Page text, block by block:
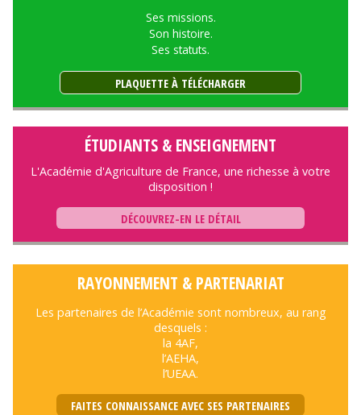
Ses missions.
Son histoire.
Ses statuts.
PLAQUETTE À TÉLÉCHARGER
ÉTUDIANTS & ENSEIGNEMENT
L'Académie d'Agriculture de France, une richesse à votre
disposition !
DÉCOUVREZ-EN LE DÉTAIL
RAYONNEMENT & PARTENARIAT
Les partenaires de l’Académie sont nombreux, au rang
desquels :
la 4AF,
l’AEHA,
l’UEAA.
FAITES CONNAISSANCE AVEC SES PARTENAIRES